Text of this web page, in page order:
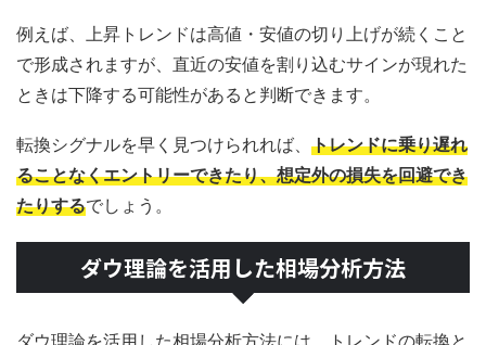
例えば、上昇トレンドは高値・安値の切り上げが続くこと
で形成されますが、直近の安値を割り込むサインが現れた
ときは下降する可能性があると判断できます。
転換シグナルを早く見つけられれば、 トレンドに乗り遅れ
ることなくエントリーできたり、想定外の損失を回避でき
たりするでしょう。
ダウ理論を活用した相場分析方法
ダウ理論を活用した相場分析方法には、トレンドの転換と